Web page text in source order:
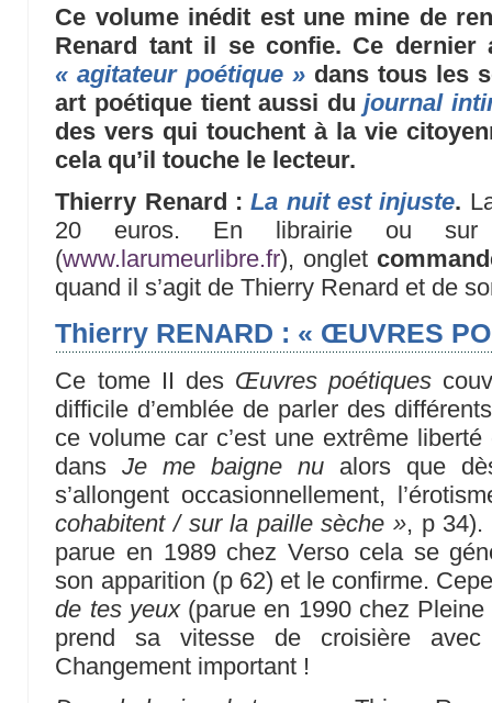
Ce volume inédit est une mine de
Renard tant il se confie. Ce dernier
« agitateur poétique » dans tous les
art poétique tient aussi dujournal
des vers qui touchent à la vie
cela qu’il touche le lecteur.
Thierry Renard :La nuit est injuste.
20 euros. En librairie ou
(www.larumeurlibre.fr), onglet
quand il s’agit de Thierry Renard et de
Thierry RENARD : « ŒUVRES
Ce tome II des Œuvres poétiques
difficile d’emblée de parler des
ce volume car c’est une extrême
dansJe me baigne nualors que
s’allongent occasionnellement,
cohabitent / sur la paille sèche », p
parue en 1989 chez Verso cela se
son apparition (p 62) et le confirme.
de tes yeux(parue en 1990 chez
prend sa vitesse de croisière
Changement important !